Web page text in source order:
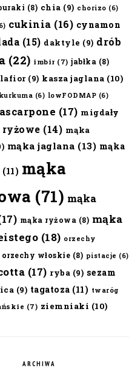
(8) chia (9) chorizo (6)
cukinia (16) cynamon
(15) daktyle (9) drób
(22) imbir (7) jabłka (8)
(9) kasza jaglana (10)
kurkuma (6) lowFODMAP (6)
(17) migdały
(14) mąka
mąka jaglana (13) mąka
(11) mąka
(71) mąka
mąka ryżowa (8) mąka
(18) orzechy
orzechy włoskie (8) pistacje (6)
(17) ryba (9) sezam
(9) tagatoza (11) twaróg
(7) ziemniaki (10)
ARCHIWA